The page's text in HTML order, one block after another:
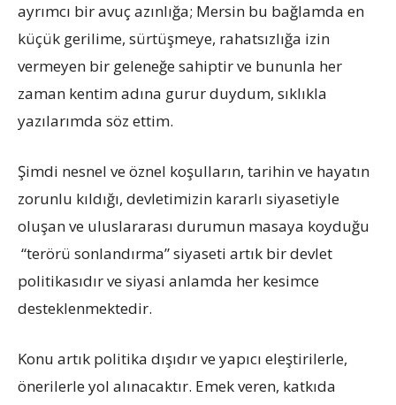
ayrımcı bir avuç azınlığa; Mersin bu bağlamda en
küçük gerilime, sürtüşmeye, rahatsızlığa izin
vermeyen bir geleneğe sahiptir ve bununla her
zaman kentim adına gurur duydum, sıklıkla
yazılarımda söz ettim.
Şimdi nesnel ve öznel koşulların, tarihin ve hayatın
zorunlu kıldığı, devletimizin kararlı siyasetiyle
oluşan ve uluslararası durumun masaya koyduğu
“terörü sonlandırma” siyaseti artık bir devlet
politikasıdır ve siyasi anlamda her kesimce
desteklenmektedir.
Konu artık politika dışıdır ve yapıcı eleştirilerle,
önerilerle yol alınacaktır. Emek veren, katkıda